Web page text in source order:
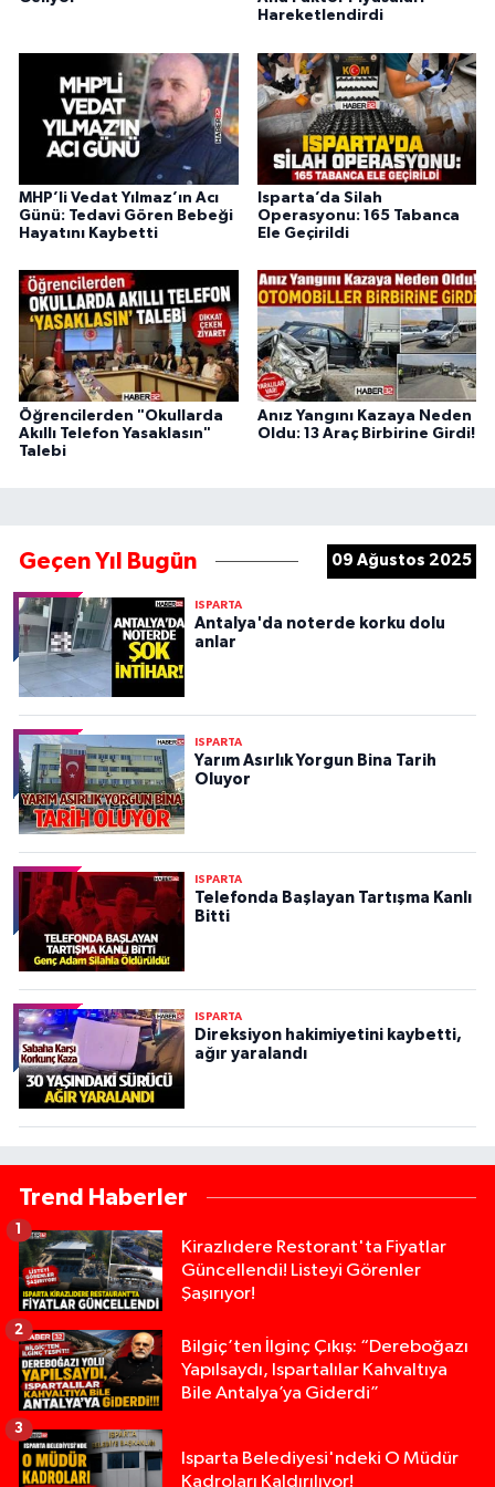
Hareketlendirdi
MHP’li Vedat Yılmaz’ın Acı
Günü: Tedavi Gören Bebeği
Hayatını Kaybetti
Isparta’da Silah
Operasyonu: 165 Tabanca
Ele Geçirildi
Öğrencilerden "Okullarda
Akıllı Telefon Yasaklasın"
Talebi
Anız Yangını Kazaya Neden
Oldu: 13 Araç Birbirine Girdi!
Geçen Yıl Bugün 09 Ağustos 2025
ISPARTA
Antalya'da noterde korku dolu
anlar
ISPARTA
Yarım Asırlık Yorgun Bina Tarih
Oluyor
ISPARTA
Telefonda Başlayan Tartışma Kanlı
Bitti
ISPARTA
Direksiyon hakimiyetini kaybetti,
ağır yaralandı
Trend Haberler
Kirazlıdere Restorant'ta Fiyatlar
Güncellendi! Listeyi Görenler
Şaşırıyor!
1
Bilgiç’ten İlginç Çıkış: “Dereboğazı
Yapılsaydı, Ispartalılar Kahvaltıya
Bile Antalya’ya Giderdi”
2
Isparta Belediyesi'ndeki O Müdür
Kadroları Kaldırılıyor!
3